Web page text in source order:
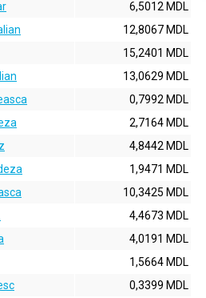
6,5012 MDL
12,8067 MDL
15,2401 MDL
13,0629 MDL
0,7992 MDL
2,7164 MDL
4,8442 MDL
1,9471 MDL
10,3425 MDL
4,4673 MDL
4,0191 MDL
1,5664 MDL
0,3399 MDL